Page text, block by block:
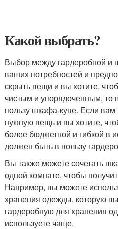
Какой выбрать?
Выбор между гардеробной и
ваших потребностей и
скрыть вещи и вы хотите,
чистым и упорядоченным, то
пользу шкафа-купе. Если вам
нужную вещь и вы хотите,
более бюджетной и гибкой в
должен быть в пользу
Вы также можете сочетать
одной комнате, чтобы
Например, вы можете
хранения одежды, которую
гардеробную для хранения
используете чаще.